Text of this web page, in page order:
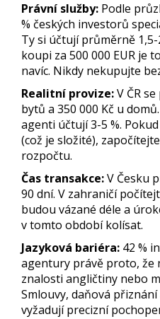
Právní služby: Podle
% českých investorů
Ty si účtují průměrně
koupi za 500 000 EUR je
navíc. Nikdy nekupujte
Realitní provize:V ČR
bytů a 350 000 Kč u
agenti účtují 3-5 %.
(což je složité),
rozpočtu.
Čas transakce:V Česku
90 dní. V zahraničí
budou vázané déle a
v tomto období kolísat.
Jazyková bariéra: 42 %
agentury právě proto, že
znalosti angličtiny nebo
Smlouvy, daňová
vyžadují precizní